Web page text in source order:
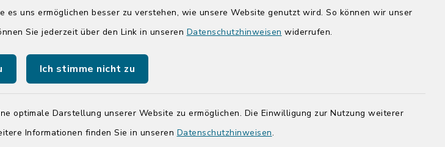
uns ermöglichen besser zu verstehen, wie unsere Website genutzt wird. So können wir unser
Sie jederzeit über den Link in unseren Datenschutzhinweisen widerrufen.
Ich stimme nicht zu
optimale Darstellung unserer Website zu ermöglichen. Die Einwilligung zur Nutzung weiterer
Informationen finden Sie in unseren Datenschutzhinweisen.
youtube
Donnerstag zusätzlich:
14:00-17:00 Uhr
Quicklinks